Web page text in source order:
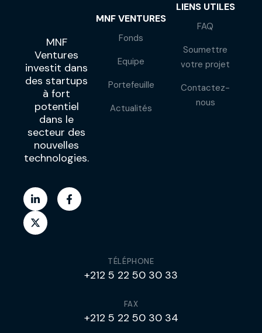
MNF
Ventures
investit dans
des startups
à fort
potentiel
dans le
secteur des
nouvelles
technologies.
MNF VENTURES
Fonds
Equipe
Portefeuille
Actualités
LIENS UTILES
FAQ
Soumettre
votre projet
Contactez-
nous
TÉLÉPHONE
+212 5 22 50 30 33
FAX
+212 5 22 50 30 34